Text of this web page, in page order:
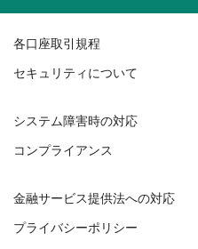
各口座取引規程
セキュリティについて
システム障害時の対応
コンプライアンス
金融サービス提供法への対応
プライバシーポリシー